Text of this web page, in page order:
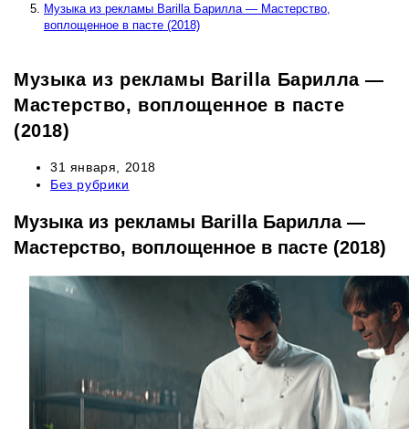
Музыка из рекламы Barilla Барилла — Мастерство,
воплощенное в пасте (2018)
Музыка из рекламы Barilla Барилла —
Мастерство, воплощенное в пасте
(2018)
Запись
опубликована:
31 января, 2018
Рубрика
Без рубрики
Музыка из рекламы Barilla Барилла —
Мастерство, воплощенное в пасте (2018)